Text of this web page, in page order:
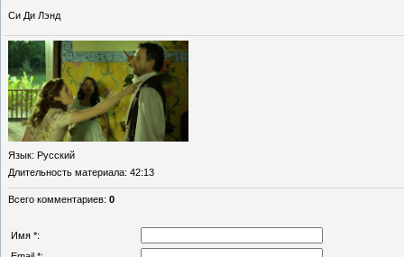
Си Ди Лэнд
Язык: Русский
Длительность материала: 42:13
Всего комментариев: 0
Имя *: